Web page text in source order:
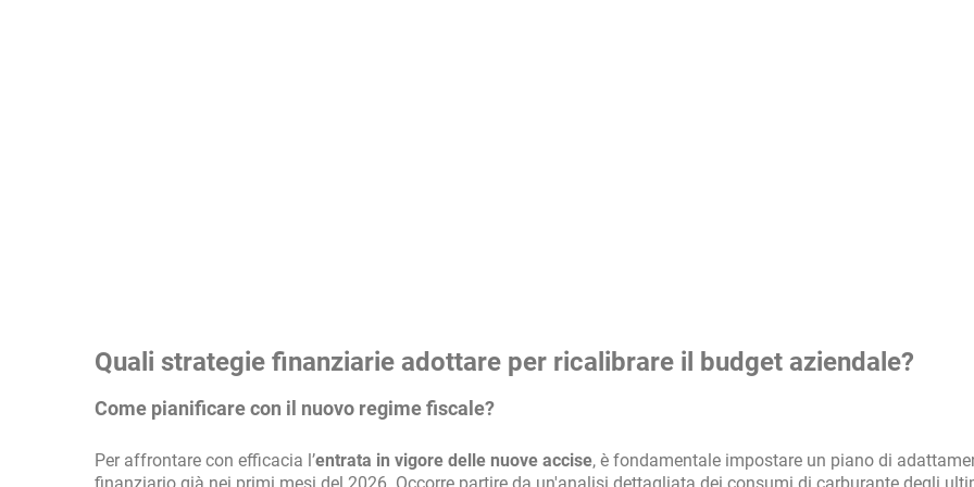
Quali strategie finanziarie adottare per ricalibrare il budget aziendale?
Come pianificare con il nuovo regime fiscale?
Per affrontare con efficacia l’entrata in vigore delle nuove accise, è fondamentale impostare un piano di